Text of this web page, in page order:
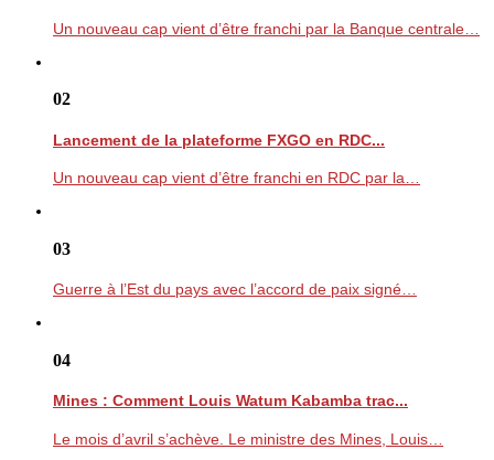
Un nouveau cap vient d’être franchi par la Banque centrale…
02
Lancement de la plateforme FXGO en RDC...
Un nouveau cap vient d’être franchi en RDC par la…
03
Guerre à l’Est du pays avec l’accord de paix signé…
04
Mines : Comment Louis Watum Kabamba trac...
Le mois d’avril s’achève. Le ministre des Mines, Louis…